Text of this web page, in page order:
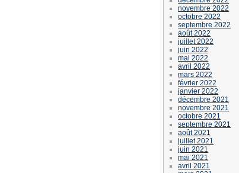
novembre 2022
octobre 2022
septembre 2022
août 2022
juillet 2022
juin 2022
mai 2022
avril 2022
mars 2022
février 2022
janvier 2022
décembre 2021
novembre 2021
octobre 2021
septembre 2021
août 2021
juillet 2021
juin 2021
mai 2021
avril 2021